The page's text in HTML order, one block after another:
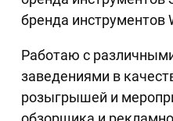
бренда инструментов
Работаю с
заведениями в
розыгрышей и